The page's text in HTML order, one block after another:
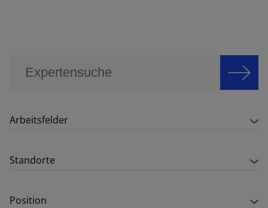
Arbeitsfelder
Standorte
Position